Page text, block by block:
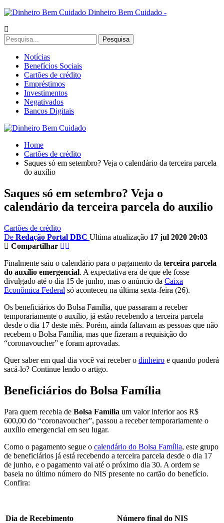
Dinheiro Bem Cuidado -
Notícias
Benefícios Sociais
Cartões de crédito
Empréstimos
Investimentos
Negativados
Bancos Digitais
Home
Cartões de crédito
Saques só em setembro? Veja o calendário da terceira parcela
do auxílio
Saques só em setembro? Veja o
calendário da terceira parcela do auxílio
Cartões de crédito
De Redação Portal DBC Ultima atualização 17 jul 2020 20:03
Compartilhar
Finalmente saiu o calendário para o pagamento da terceira parcela
do auxílio emergencial. A expectativa era de que ele fosse
divulgado até o dia 15 de junho, mas o anúncio da Caixa
Econômica Federal só aconteceu na última sexta-feira (26).
Os beneficiários do Bolsa Família, que passaram a receber
temporariamente o auxílio, já estão recebendo a terceira parcela
desde o dia 17 deste mês. Porém, ainda faltavam as pessoas que não
recebem o Bolsa Família, mas que fizeram a requisição do
“coronavoucher” e foram aprovadas.
Quer saber em qual dia você vai receber o dinheiro e quando poderá
sacá-lo? Continue lendo o artigo.
Beneficiários do Bolsa Família
Para quem recebia de Bolsa Família um valor inferior aos R$
600,00 do “coronavoucher”, passou a receber temporariamente o
auxílio emergencial em seu lugar.
Como o pagamento segue o calendário do Bolsa Família, este grupo
de beneficiários já está recebendo a terceira parcela desde o dia 17
de junho, e o pagamento vai até o próximo dia 30. A ordem se
baseia no último número do NIS presente no cartão do benefício.
Confira:
Dia de Recebimento
Número final do NIS